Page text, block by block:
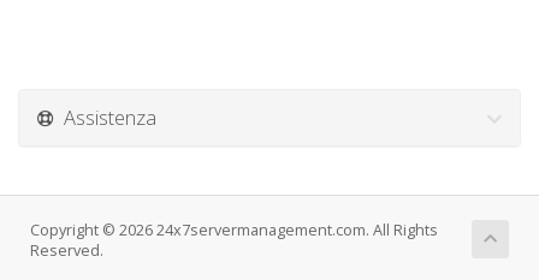
Assistenza
Copyright © 2026 24x7servermanagement.com. All Rights
Reserved.